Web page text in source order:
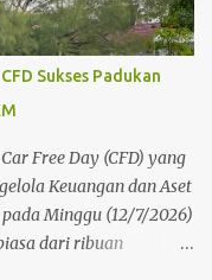
Sukses Padukan
Free Day (CFD) yang
Keuangan dan Aset
Minggu (12/7/2026)
dari ribuan